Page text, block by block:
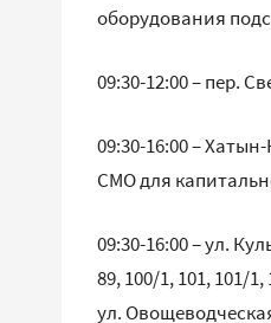
оборудования
09:30-12:00 – пер.
09:30-16:00 –
СМО для
09:30-16:00 – ул.
89, 100/1, 101, 101/
ул.